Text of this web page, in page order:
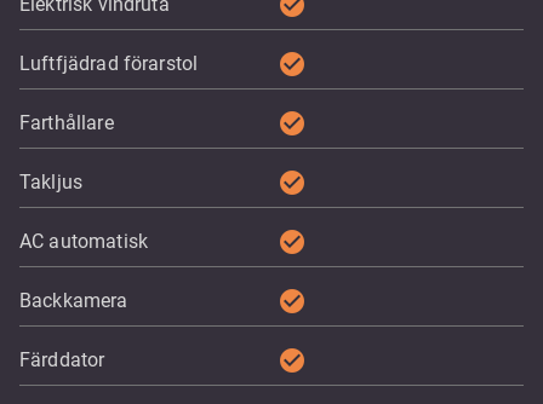
Luftfjädrad förarstol check_circle
Farthållare check_circle
Takljus check_circle
AC automatisk check_circle
Backkamera check_circle
Färddator check_circle